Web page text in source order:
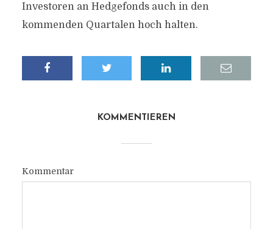
Investoren an Hedgefonds auch in den
kommenden Quartalen hoch halten.
KOMMENTIEREN
Kommentar